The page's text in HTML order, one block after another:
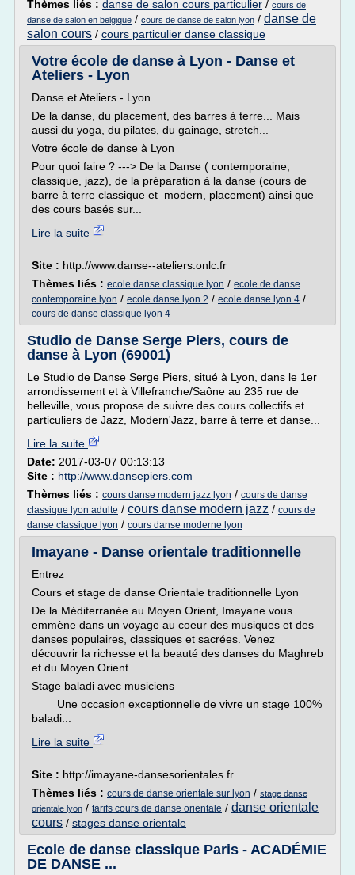
Thèmes liés : danse de salon cours particulier / cours de
danse de salon en belgique / cours de danse de salon lyon / danse de
salon cours / cours particulier danse classique
Votre école de danse à Lyon - Danse et
Ateliers - Lyon
Danse et Ateliers - Lyon
De la danse, du placement, des barres à terre... Mais
aussi du yoga, du pilates, du gainage, stretch...
Votre école de danse à Lyon
Pour quoi faire ? ---> De la Danse ( contemporaine,
classique, jazz), de la préparation à la danse (cours de
barre à terre classique et modern, placement) ainsi que
des cours basés sur...
Lire la suite
Site : http://www.danse--ateliers.onlc.fr
Thèmes liés : ecole danse classique lyon / ecole de danse
contemporaine lyon / ecole danse lyon 2 / ecole danse lyon 4 /
cours de danse classique lyon 4
Studio de Danse Serge Piers, cours de
danse à Lyon (69001)
Le Studio de Danse Serge Piers, situé à Lyon, dans le 1er
arrondissement et à Villefranche/Saône au 235 rue de
belleville, vous propose de suivre des cours collectifs et
particuliers de Jazz, Modern'Jazz, barre à terre et danse...
Lire la suite
Date: 2017-03-07 00:13:13
Site : http://www.dansepiers.com
Thèmes liés : cours danse modern jazz lyon / cours de danse
classique lyon adulte / cours danse modern jazz / cours de
danse classique lyon / cours danse moderne lyon
Imayane - Danse orientale traditionnelle
Entrez
Cours et stage de danse Orientale traditionnelle Lyon
De la Méditerranée au Moyen Orient, Imayane vous
emmène dans un voyage au coeur des musiques et des
danses populaires, classiques et sacrées. Venez
découvrir la richesse et la beauté des danses du Maghreb
et du Moyen Orient
Stage baladi avec musiciens
Une occasion exceptionnelle de vivre un stage 100%
baladi...
Lire la suite
Site : http://imayane-dansesorientales.fr
Thèmes liés : cours de danse orientale sur lyon / stage danse
orientale lyon / tarifs cours de danse orientale / danse orientale
cours / stages danse orientale
Ecole de danse classique Paris - ACADÉMIE
DE DANSE ...